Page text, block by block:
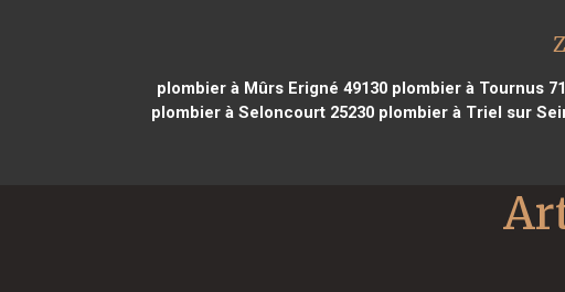
plombier à Mûrs Erigné 49130plombier à Tournus
plombier à Seloncourt 25230 plombier à Triel sur